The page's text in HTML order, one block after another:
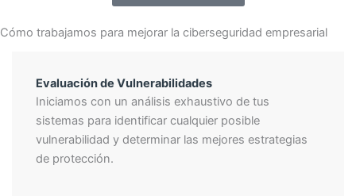
Cómo trabajamos para mejorar la ciberseguridad empresarial
Evaluación de Vulnerabilidades
Iniciamos con un análisis exhaustivo de tus
sistemas para identificar cualquier posible
vulnerabilidad y determinar las mejores estrategias
de protección.